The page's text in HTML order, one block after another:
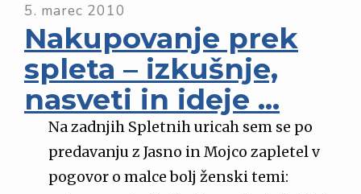
5. marec 2010
Nakupovanje prek
spleta – izkušnje,
nasveti in ideje …
Na zadnjih Spletnih uricah sem se po
predavanju z Jasno in Mojco zapletel v
pogovor o malce bolj ženski temi: